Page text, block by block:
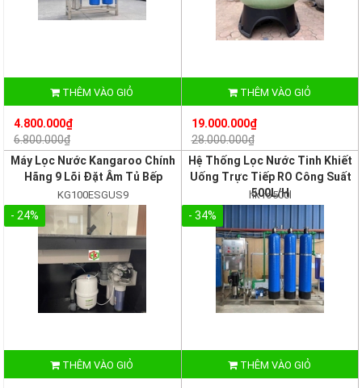
THÊM VÀO GIỎ
4.800.000₫
6.800.000₫
THÊM VÀO GIỎ
19.000.000₫
28.000.000₫
Máy Lọc Nước Kangaroo Chính
Hãng 9 Lõi Đặt Âm Tủ Bếp
KG100ESGUS9
- 24%
THÊM VÀO GIỎ
Hệ Thống Lọc Nước Tinh Khiết
Uống Trực Tiếp RO Công Suất
500L/H
hk ro500l
- 34%
THÊM VÀO GIỎ